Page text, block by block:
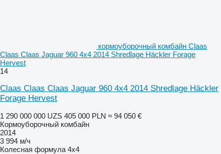
кормоуборочный комбайн Claas
Claas Claas Jaguar 960 4x4 2014 Shredlage Häckler Forage
Hervest
14
Claas Claas Claas Jaguar 960 4x4 2014 Shredlage Häckler
Forage Hervest
1 290 000 000 UZS 405 000 PLN ≈ 94 050 €
Кормоуборочный комбайн
2014
3 994 м/ч
Колесная формула 4x4